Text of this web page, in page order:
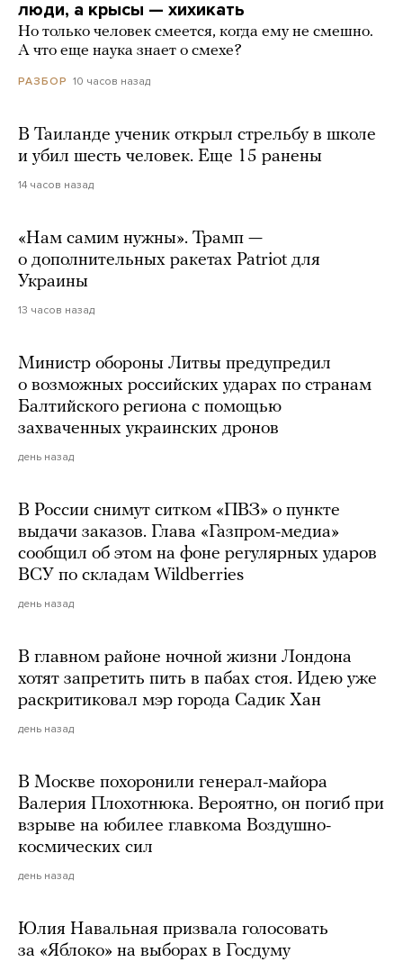
люди, а крысы — хихикать
Но только человек смеется, когда ему не смешно.
А что еще наука знает о смехе?
РАЗБОР 10 часов назад
В Таиланде ученик открыл стрельбу в школе
и убил шесть человек. Еще 15 ранены
14 часов назад
«Нам самим нужны». Трамп —
о дополнительных ракетах Patriot для
Украины
13 часов назад
Министр обороны Литвы предупредил
о возможных российских ударах по странам
Балтийского региона с помощью
захваченных украинских дронов
день назад
В России снимут ситком «ПВЗ» о пункте
выдачи заказов. Глава «Газпром-медиа»
сообщил об этом на фоне регулярных ударов
ВСУ по складам Wildberries
день назад
В главном районе ночной жизни Лондона
хотят запретить пить в пабах стоя. Идею уже
раскритиковал мэр города Садик Хан
день назад
В Москве похоронили генерал-майора
Валерия Плохотнюка. Вероятно, он погиб при
взрыве на юбилее главкома Воздушно-
космических сил
день назад
Юлия Навальная призвала голосовать
за «Яблоко» на выборах в Госдуму